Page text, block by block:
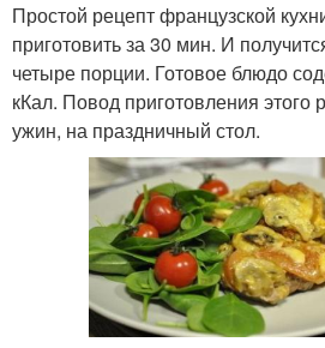
Простой рецепт французской
приготовить за 30 мин. И
четыре порции. Готовое блюдо
кКал. Повод приготовления этого
ужин, на праздничный стол.